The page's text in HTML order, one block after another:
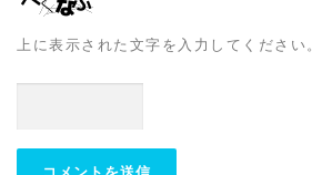
上に表示された文字を入力してください。